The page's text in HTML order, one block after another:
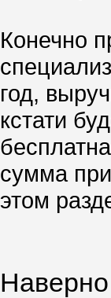
Конечно
год,
кстати
сумма
этом